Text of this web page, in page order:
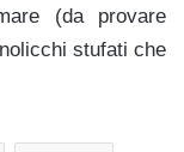
(da provare
stufati che